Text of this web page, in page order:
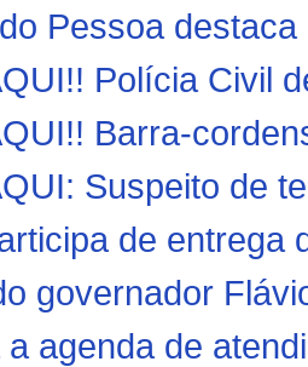
Pessoa
Polícia Civil
Barra-
Suspeito de
de entrega
governador
a agenda de